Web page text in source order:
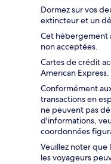
Dormez sur vos
extincteur et un
Cet hébergement
non acceptées.
Cartes de crédit
American Express.
Conformément
transactions en
ne peuvent pas
d'informations,
coordonnées
Veuillez noter que
les voyageurs